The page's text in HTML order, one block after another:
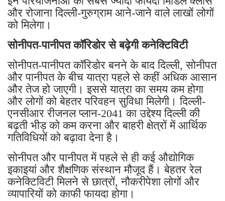
और रोजाना दिल्ली-गुरुग्राम आने-जाने वाले लाखों लोगों
को मिलेगा।
सोनीपत-पानीपत कॉरिडोर से बढ़ेगी कनेक्टिविटी
सोनीपत-पानीपत कॉरिडोर बनने के बाद दिल्ली, सोनीपत
और पानीपत के बीच यात्रा पहले से कहीं अधिक आसान
और तेज हो जाएगी। इससे यात्रा का समय कम होगा
और लोगों को बेहतर परिवहन सुविधा मिलेगी। दिल्ली-
एनसीआर रीजनल प्लान-2041 का उद्देश्य दिल्ली की
बढ़ती भीड़ को कम करना और बाहरी क्षेत्रों में आर्थिक
गतिविधियों को बढ़ावा देना है।
सोनीपत और पानीपत में पहले से ही कई औद्योगिक
इकाइयां और शैक्षणिक संस्थान मौजूद हैं। बेहतर रेल
कनेक्टिविटी मिलने से छात्रों, नौकरीपेशा लोगों और
व्यापारियों को काफी फायदा होगा।